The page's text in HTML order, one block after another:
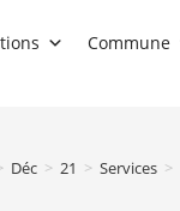
Commune
Déc > 21 > Services >